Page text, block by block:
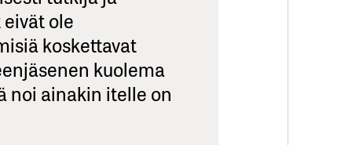
ole
koskettavat
kuolema
noi ainakin itelle on